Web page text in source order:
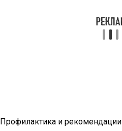
Профилактика и рекомендации